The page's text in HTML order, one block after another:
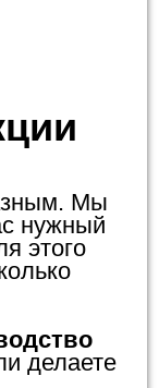
Мы
нужный
этого
делаете